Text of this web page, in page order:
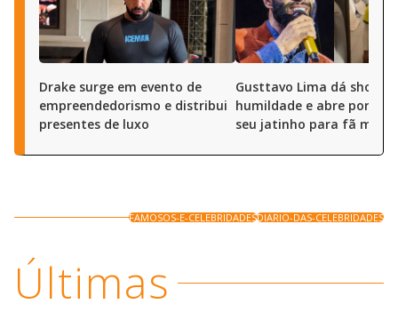
Drake surge em evento de
empreendedorismo e distribui
presentes de luxo
Gusttavo Lima dá show
humildade e abre portas
seu jatinho para fã mirim
FAMOSOS-E-CELEBRIDADESDIARIO-DAS-CELEBRIDADES
Últimas